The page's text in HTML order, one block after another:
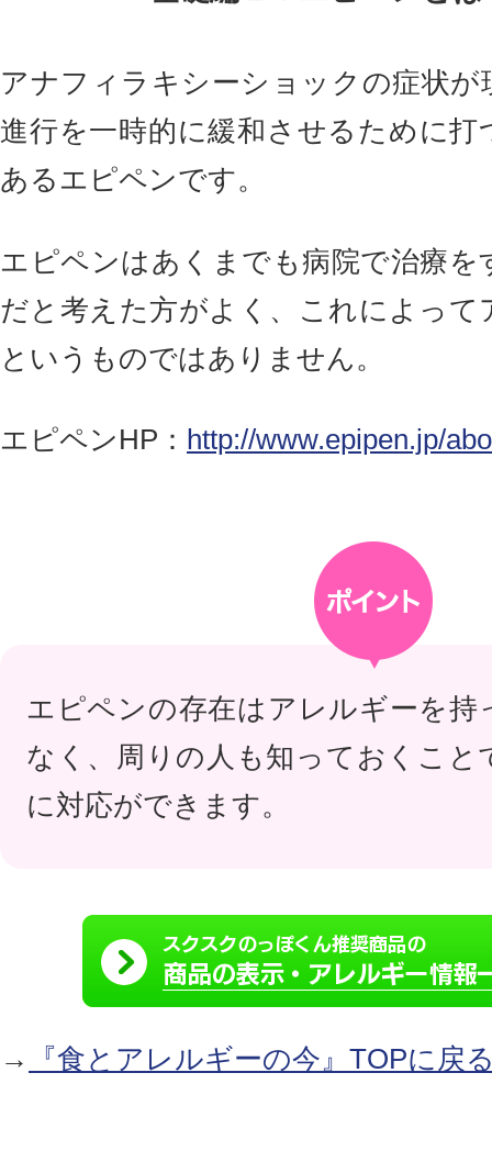
アナフィラキシーショックの症状が
進行を一時的に緩和させるために打
あるエピペンです。
エピペンはあくまでも病院で治療を
だと考えた方がよく、これによって
というものではありません。
エピペンHP： http://www.epipen.jp/
エピペンの存在はアレルギーを持
なく、周りの人も知っておくこと
に対応ができます。
→ 『食とアレルギーの今』TOPに戻